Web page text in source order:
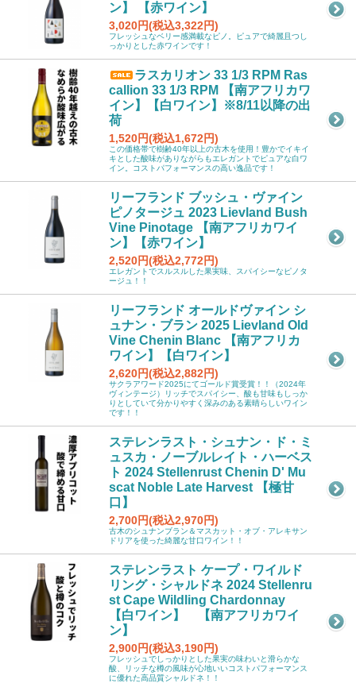
ン】 【赤ワイン】
3,020円(税込3,322円)
フレッシュなベリー感満載なピノ。ピュアで綺麗且つし
っかりとした赤ワインです！
ラスカリオン 33 1/3 RPM Ras
callion 33 1/3 RPM 【南アフリカワ
イン】【白ワイン】※8/11以降の出
荷
1,520円(税込1,672円)
この価格帯で樹齢40年以上の古木を使用！豊かでイキイ
キとした酸味がありながらもエレガントでピュアな白ワ
イン。コストパフォーマンスの高い逸品です！
リーフランド ブッシュ・ヴァイン
ピノタージュ 2023 Lievland Bush
Vine Pinotage 【南アフリカワイ
ン】【赤ワイン】
2,520円(税込2,772円)
エレガントでスルスルした果実味、スパイシーなピノタ
ージュ！！
リーフランド オールドヴァイン シ
ュナン・ブラン 2025 Lievland Old
Vine Chenin Blanc 【南アフリカ
ワイン】【白ワイン】
2,620円(税込2,882円)
サクラアワード2025にてゴールド賞受賞！！（2024年
ヴィンテージ）リッチでスパイシー、酸も甘味もしっか
りとしていて分かりやすく深みのある素晴らしいワイン
です！！
ステレンラスト・シュナン・ド・ミ
ュスカ・ノーブルレイト・ハーベス
ト 2024 Stellenrust Chenin D' Mu
scat Noble Late Harvest 【極甘
口】
2,700円(税込2,970円)
古木のシュナンブラン＆マスカット・オブ・アレキサン
ドリアを使った綺麗な甘口ワイン！！
ステレンラスト ケープ・ワイルド
リング・シャルドネ 2024 Stellenru
st Cape Wildling Chardonnay
【白ワイン】 【南アフリカワイ
ン】
2,900円(税込3,190円)
フレッシュでしっかりとした果実の味わいと滑らかな
酸、リッチな樽の風味が心地いいコストパフォーマンス
に優れた高品質シャルドネ！！